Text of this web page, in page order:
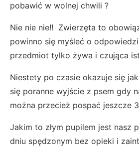
pobawić w wolnej chwili ?
Nie nie nie!! Zwierzęta to
powinno się myśleć o
przedmiot tylko żywa i czująca
Niestety po czasie okazuje się
się poranne wyjście z psem gdy
można przecież pospać jeszcze
Jakim to złym pupilem jest nasz
dniu spędzonym bez opieki i